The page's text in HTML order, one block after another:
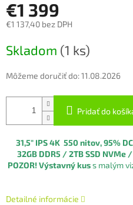
€1 399
€1 137,40 bez DPH
cena:
Skladom (1 ks)
Môžeme doručiť do:11.08.2026
Pridať do
31,5" IPS 4K 550 nitov, 95%
32GB DDR5 / 2TB SSD
POZOR! Výstavný kuss malým
Detailné informácie